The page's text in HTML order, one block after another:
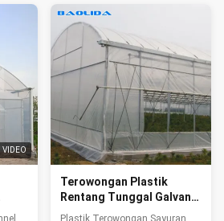
penerangan, kelembaban, dan
suhu yang sesuai, ...
VIDEO
Terowongan Plastik
Rentang Tunggal Galvanis
Rumah Kaca Sayuran
Plastik Terowongan Sayuran